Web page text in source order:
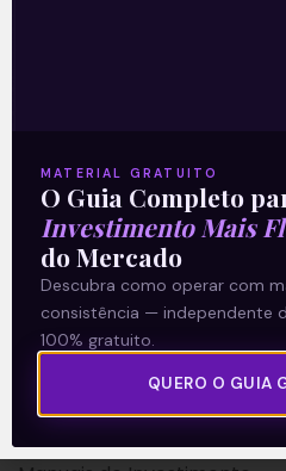
Sobre nós
Termos e Condições
Política de Privacidade
Explore
Artigos
MATERIAL GRATUITO
O Guia Completo
Investimento Mais
do Mercado
Descubra como operar com
consistência — independente
100% gratuito.
QUERO O GUIA